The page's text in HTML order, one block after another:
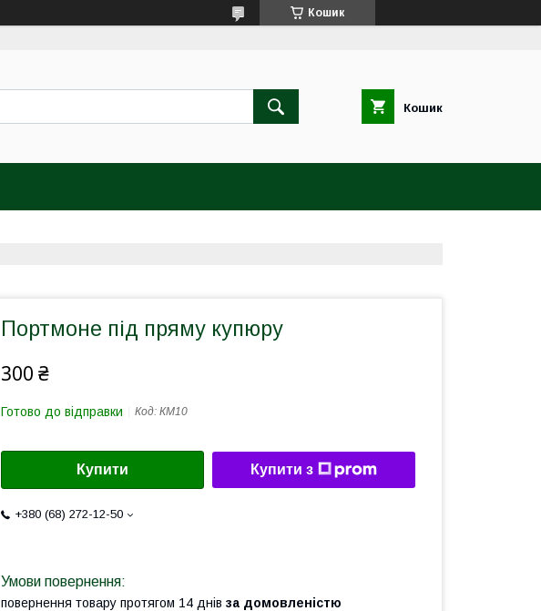
Кошик
Кошик
Портмоне під пряму купюру
300 ₴
Готово до відправки Код: КМ10
Купити Купити з
+380 (68) 272-12-50
повернення товару протягом 14 днів за домовленістю